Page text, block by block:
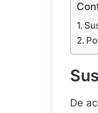
De